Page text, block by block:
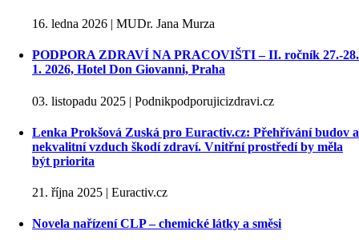
16. ledna 2026 | MUDr. Jana Murza
PODPORA ZDRAVÍ NA PRACOVIŠTI – II. ročník 27.-28.
1. 2026, Hotel Don Giovanni, Praha
03. listopadu 2025 | Podnikpodporujicizdravi.cz
Lenka Prokšová Zuská pro Euractiv.cz: Přehřívání budov a
nekvalitní vzduch škodí zdraví. Vnitřní prostředí by měla
být priorita
21. října 2025 | Euractiv.cz
Novela nařízení CLP – chemické látky a směsi